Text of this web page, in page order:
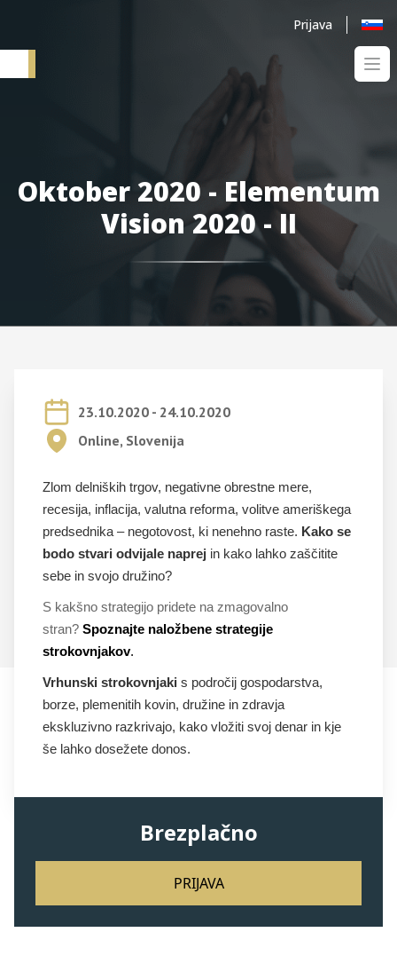
Prijava
Elementum SI
Oktober 2020 - Elementum
Vision 2020 - II
23.10.2020 - 24.10.2020
Online, Slovenija
Zlom delniških trgov, negativne obrestne mere,
recesija, inflacija, valutna reforma, volitve ameriškega
predsednika – negotovost, ki nenehno raste. Kako se
bodo stvari odvijale naprej in kako lahko zaščitite
sebe in svojo družino?
S kakšno strategijo pridete na zmagovalno
stran? Spoznajte naložbene strategije
strokovnjakov.
Vrhunski strokovnjaki s področij gospodarstva,
borze, plemenitih kovin, družine in zdravja
ekskluzivno razkrivajo, kako vložiti svoj denar in kje
še lahko dosežete donos.
Brezplačno
PRIJAVA